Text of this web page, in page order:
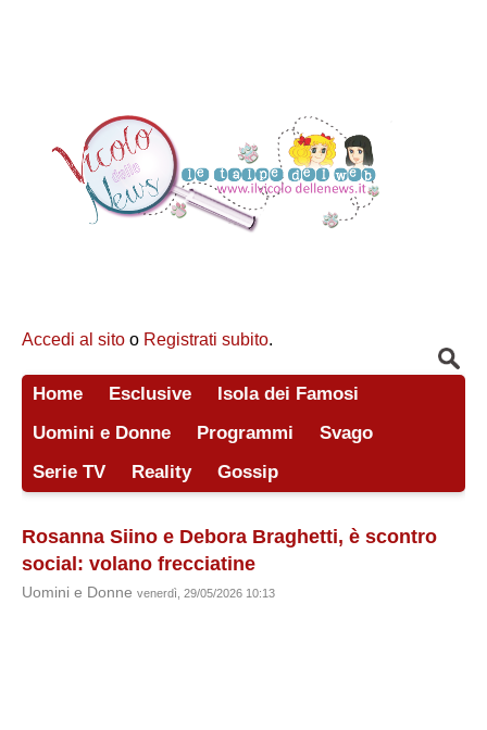
Accedi al sito o Registrati subito.
Home Esclusive
Isola dei Famosi
Uomini e Donne
Programmi
Svago
Serie TV
Reality Gossip
Rosanna Siino e Debora Braghetti, è scontro
social: volano frecciatine
Uomini e Donne venerdì, 29/05/2026 10:13